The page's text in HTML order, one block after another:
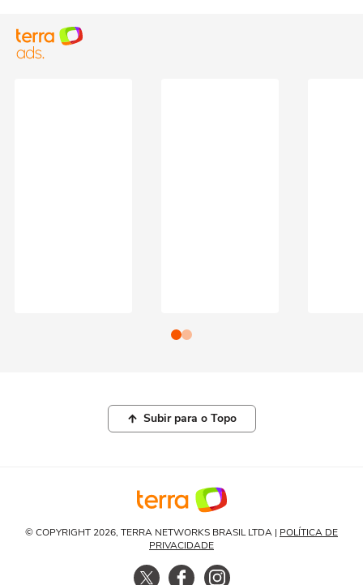
Subir para o Topo
© COPYRIGHT 2026, TERRA NETWORKS BRASIL LTDA | POLÍTICA DE
PRIVACIDADE